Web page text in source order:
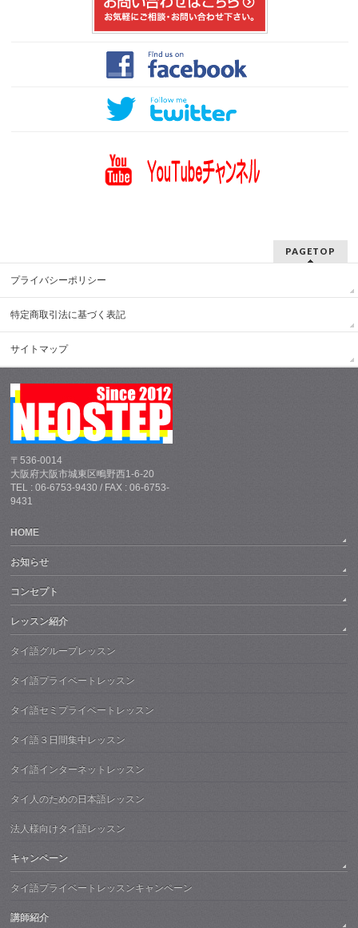
PAGETOP
プライバシーポリシー
特定商取引法に基づく表記
サイトマップ
〒536-0014
大阪府大阪市城東区鴫野西1-6-20
TEL : 06-6753-9430 / FAX : 06-6753-
9431
HOME
お知らせ
コンセプト
レッスン紹介
タイ語グループレッスン
タイ語プライベートレッスン
タイ語セミプライベートレッスン
タイ語３日間集中レッスン
タイ語インターネットレッスン
タイ人のための日本語レッスン
法人様向けタイ語レッスン
キャンペーン
タイ語プライベートレッスンキャンペーン
講師紹介